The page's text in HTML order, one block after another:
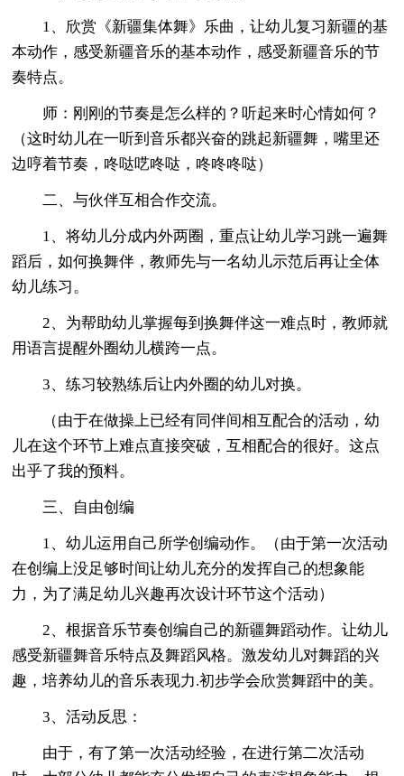
1、欣赏《新疆集体舞》乐曲，让幼儿复习新疆的基
本动作，感受新疆音乐的基本动作，感受新疆音乐的节
奏特点。
师：刚刚的节奏是怎么样的？听起来时心情如何？
（这时幼儿在一听到音乐都兴奋的跳起新疆舞，嘴里还
边哼着节奏，咚哒呓咚哒，咚咚咚哒）
二、与伙伴互相合作交流。
1、将幼儿分成内外两圈，重点让幼儿学习跳一遍舞
蹈后，如何换舞伴，教师先与一名幼儿示范后再让全体
幼儿练习。
2、为帮助幼儿掌握每到换舞伴这一难点时，教师就
用语言提醒外圈幼儿横跨一点。
3、练习较熟练后让内外圈的幼儿对换。
（由于在做操上已经有同伴间相互配合的活动，幼
儿在这个环节上难点直接突破，互相配合的很好。这点
出乎了我的预料。
三、自由创编
1、幼儿运用自己所学创编动作。（由于第一次活动
在创编上没足够时间让幼儿充分的发挥自己的想象能
力，为了满足幼儿兴趣再次设计环节这个活动）
2、根据音乐节奏创编自己的新疆舞蹈动作。让幼儿
感受新疆舞音乐特点及舞蹈风格。激发幼儿对舞蹈的兴
趣，培养幼儿的音乐表现力.初步学会欣赏舞蹈中的美。
3、活动反思：
由于，有了第一次活动经验，在进行第二次活动